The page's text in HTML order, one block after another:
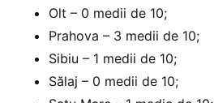
Olt – 0 medii de 10;
Prahova – 3 medii de 10;
Sibiu – 1 medii de 10;
Sălaj – 0 medii de 10;